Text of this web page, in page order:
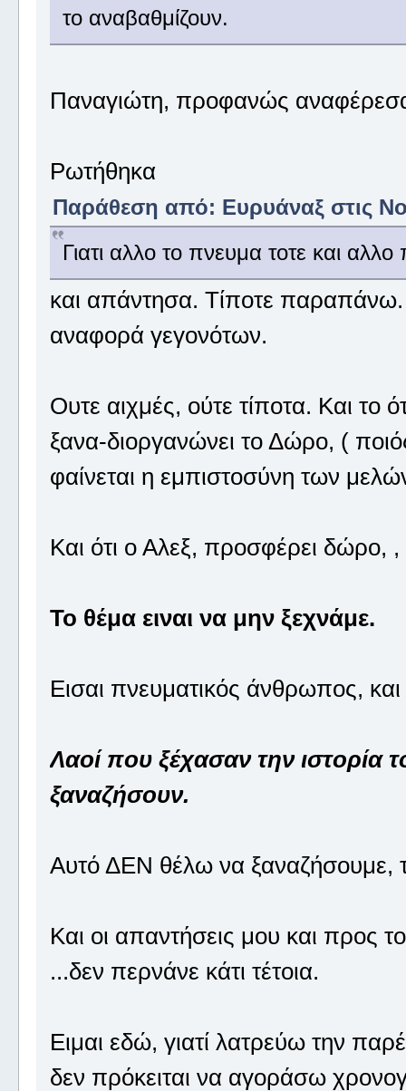
το αναβαθμίζουν.
Παναγιώτη, προφανώς
Ρωτήθηκα
Παράθεση από: Ευρυάναξ στις
Γιατι αλλο το πνευμα τοτε και
και απάντησα. Τίποτε
αναφορά γεγονότων.
Ουτε αιχμές, ούτε τίποτα. Και
ξανα-διοργανώνει το Δώρο, (
φαίνεται η εμπιστοσύνη των
Και ότι ο Αλεξ, προσφέρει δώρο, ,
Το θέμα ειναι να μην ξεχνάμε.
Εισαι πνευματικός άνθρωπος, και
Λαοί που ξέχασαν την ιστορία
ξαναζήσουν.
Αυτό ΔΕΝ θέλω να ξαναζήσουμε,
Και οι απαντήσεις μου και προς
...δεν περνάνε κάτι τέτοια.
Ειμαι εδώ, γιατί λατρεύω την
δεν πρόκειται να αγοράσω